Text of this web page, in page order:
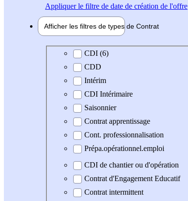
Appliquerle filtre de date de création de l'offre
Afficher les filtres de types de Contrat
Type de contrat
CDI (6)
CDD
Intérim
CDI Intérimaire
Saisonnier
Contrat apprentissage
Cont. professionnalisation
Prépa.opérationnel.emploi
CDI de chantier ou d'opération
Contrat d'Engagement Educatif
Contrat intermittent